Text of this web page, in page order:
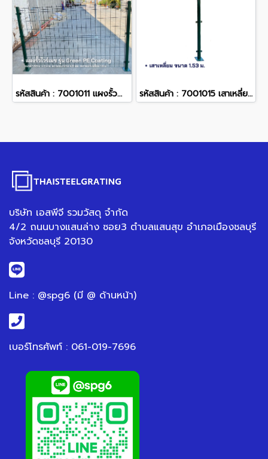
รหัสสินค้า : 7001011 แผงรั้วสำเร็จรูปเคลือบพีอีสีเขียว ขนาด 1.53 x 2.4 ม. ความหนาของลวด 4.5 มม. รหัสสินค้า : 7001015 เสาเหลี่ยม 1.53 ม.
บริษัท เอสพีจี รวมวัสดุ จำกัด
4/2 ถนนบางแสนล่าง ซอย3 ตำบลแสนสุข อำเภอเมืองชลบุรี
จังหวัดชลบุรี 20130
Line : @spg6 (มี @ ด้านหน้า)
เบอร์โทรศัพท์ : 061-019-7696